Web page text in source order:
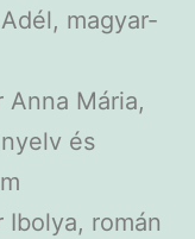
magyar-
Anna Mária,
és
Ibolya, román